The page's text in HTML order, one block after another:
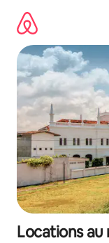
directement
contenu
Locations au